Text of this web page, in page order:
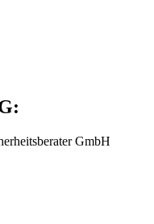
GmbH